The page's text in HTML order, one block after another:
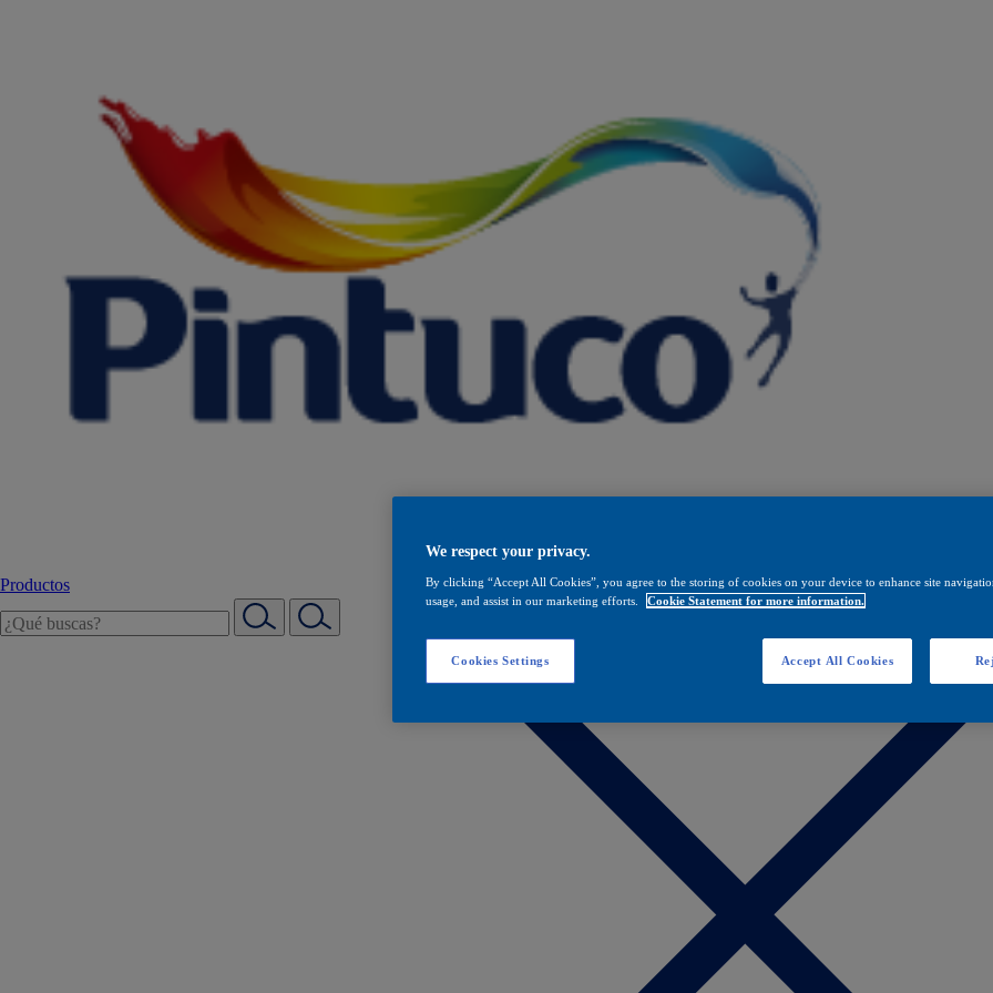
Productos
We respect your privacy.
By clicking “Accept All Cookies”, you agree to the storing of cookies on your device to enhance site
usage, and assist in our marketing efforts.
Cookie Statement for more information.
Cookies Settings Accept All Cookies